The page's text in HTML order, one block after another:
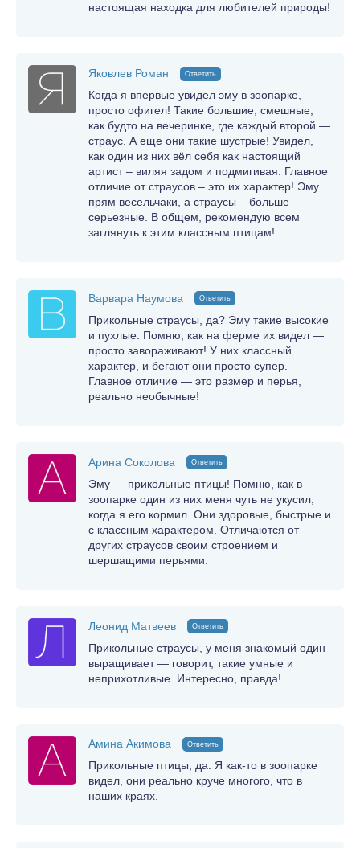
настоящая находка для любителей природы!
Яковлев Роман Ответить
Когда я впервые увидел эму в зоопарке,
просто офигел! Такие большие, смешные,
как будто на вечеринке, где каждый второй —
страус. А еще они такие шустрые! Увидел,
как один из них вёл себя как настоящий
артист – виляя задом и подмигивая. Главное
отличие от страусов – это их характер! Эму
прям весельчаки, а страусы – больше
серьезные. В общем, рекомендую всем
заглянуть к этим классным птицам!
Варвара Наумова Ответить
Прикольные страусы, да? Эму такие высокие
и пухлые. Помню, как на ферме их видел —
просто завораживают! У них классный
характер, и бегают они просто супер.
Главное отличие — это размер и перья,
реально необычные!
Арина Соколова Ответить
Эму — прикольные птицы! Помню, как в
зоопарке один из них меня чуть не укусил,
когда я его кормил. Они здоровые, быстрые и
с классным характером. Отличаются от
других страусов своим строением и
шершащими перьями.
Леонид Матвеев Ответить
Прикольные страусы, у меня знакомый один
выращивает — говорит, такие умные и
неприхотливые. Интересно, правда!
Амина Акимова Ответить
Прикольные птицы, да. Я как-то в зоопарке
видел, они реально круче многого, что в
наших краях.